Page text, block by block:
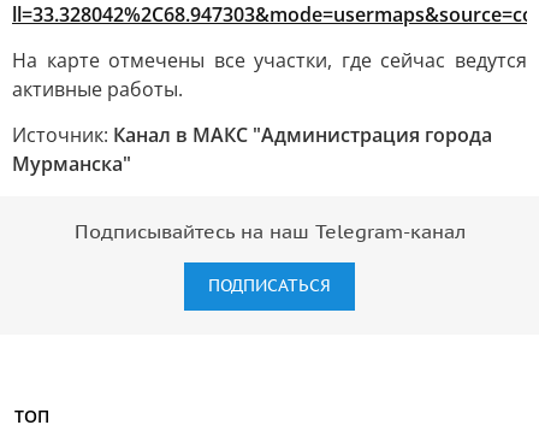
На карте отмечены все участки, где сейчас ведутся
активные работы.
Источник: Канал в МАКС "Администрация города
Мурманска"
Подписывайтесь на наш Telegram-канал
ПОДПИСАТЬСЯ
ТОП